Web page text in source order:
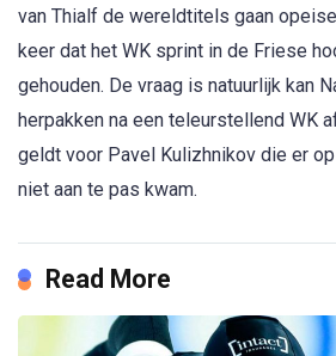
van Thialf de wereldtitels gaan
keer dat het WK sprint in de Friese
gehouden. De vraag is natuurlijk kan
herpakken na een teleurstellend WK
geldt voor Pavel Kulizhnikov die er
niet aan te pas kwam.
Read More